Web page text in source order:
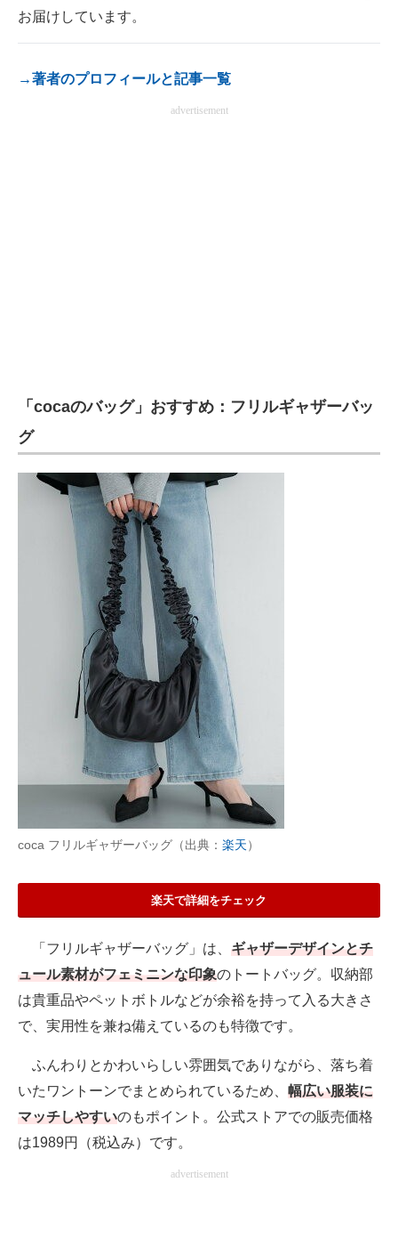
エレクトロニクス専門サイト
お届けしています。
→著者のプロフィールと記事一覧
advertisement
「cocaのバッグ」おすすめ：フリルギャザーバッ
グ
coca フリルギャザーバッグ（出典： 楽天）
楽天で詳細をチェック
「フリルギャザーバッグ」は、 ギャザーデザインとチ
ュール素材がフェミニンな印象のトートバッグ。収納部
は貴重品やペットボトルなどが余裕を持って入る大きさ
で、実用性を兼ね備えているのも特徴です。
ふんわりとかわいらしい雰囲気でありながら、落ち着
いたワントーンでまとめられているため、 幅広い服装に
マッチしやすいのもポイント。公式ストアでの販売価格
は1989円（税込み）です。
advertisement